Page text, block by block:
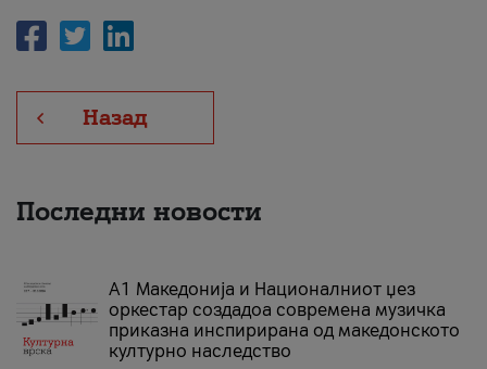
Назад
Последни новости
А1 Македонија и Националниот џез
оркестар создадоа современа музичка
приказна инспирирана од македонското
културно наследство